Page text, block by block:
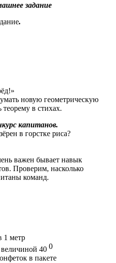
задание
.
новую геометрическую
в стихах.
капитанов.
в горстке риса?
важен бывает навык
Проверим, насколько
команд.
1 метр
40 0
в пакете